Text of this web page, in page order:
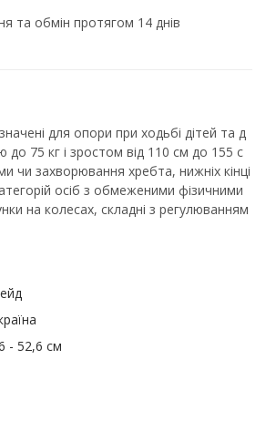
та обмін протягом 14 днів
для опори при ходьбі дітей та д
75 кг і зростом від 110 см до 155 с
чи захворювання хребта, нижніх кінці
осіб з обмеженими фізичними
на колесах, складні з регулюванням
- 52,6 см